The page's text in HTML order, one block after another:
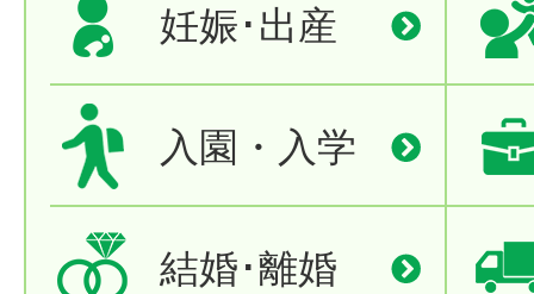
妊娠･出産
入園・入学
結婚･離婚